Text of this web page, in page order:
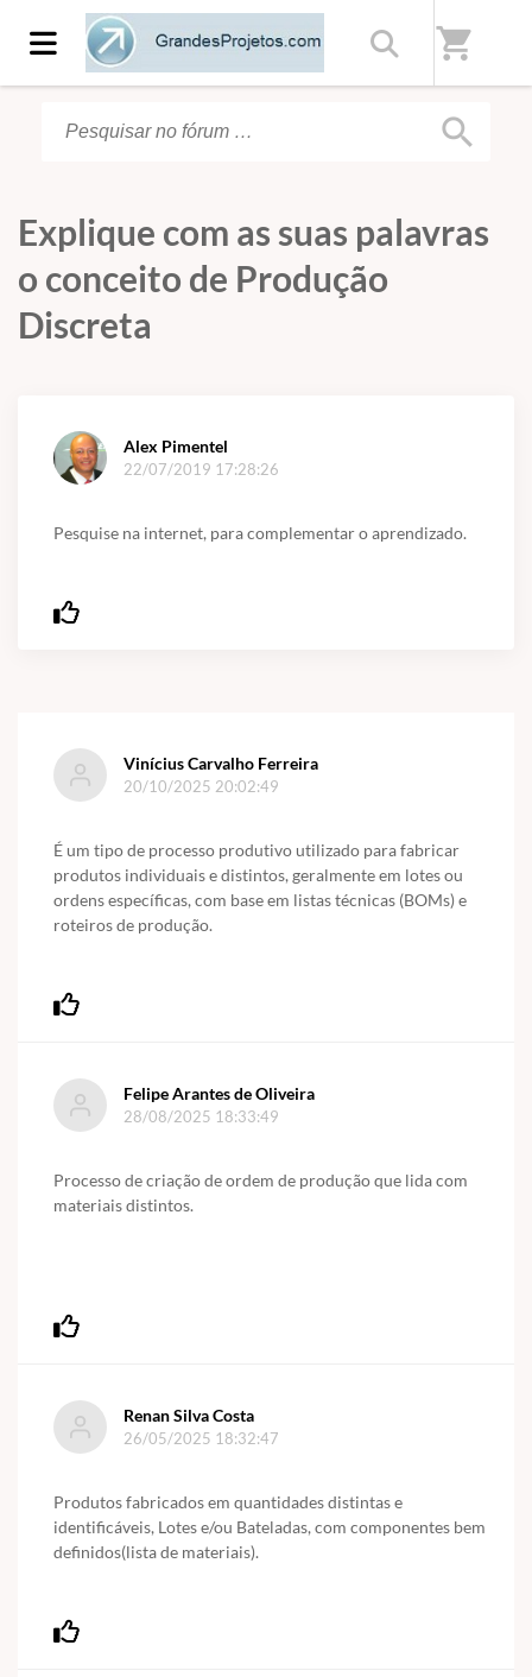
shopping_cart
search
Explique com as suas palavras
o conceito de Produção
Discreta
Alex Pimentel
22/07/2019 17:28:26
Pesquise na internet, para complementar o aprendizado.
Vinícius Carvalho Ferreira
20/10/2025 20:02:49
É um tipo de processo produtivo utilizado para fabricar
produtos individuais e distintos, geralmente em lotes ou
ordens específicas, com base em listas técnicas (BOMs) e
roteiros de produção.
Felipe Arantes de Oliveira
28/08/2025 18:33:49
Processo de criação de ordem de produção que lida com
materiais distintos.
Renan Silva Costa
26/05/2025 18:32:47
Produtos fabricados em quantidades distintas e
identificáveis, Lotes e/ou Bateladas, com componentes bem
definidos(lista de materiais).